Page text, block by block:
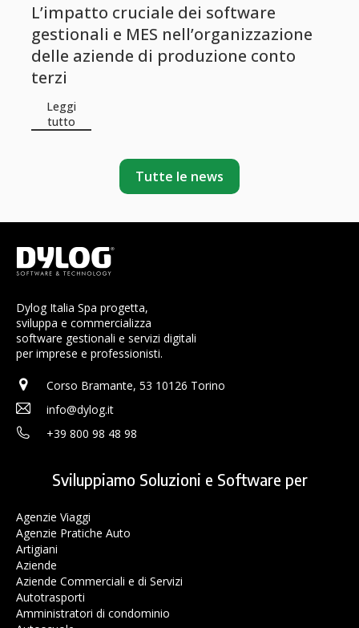
L’impatto cruciale dei software
gestionali e MES nell’organizzazione
delle aziende di produzione conto
terzi
Leggi
tutto
Tutte le news
Dylog Italia Spa progetta,
sviluppa e commercializza
software gestionali e servizi digitali
per imprese e professionisti.
Corso Bramante, 53 10126 Torino
info@dylog.it
+39 800 98 48 98
Sviluppiamo Soluzioni e Software per
Agenzie Viaggi
Agenzie Pratiche Auto
Artigiani
Aziende
Aziende Commerciali e di Servizi
Autotrasporti
Amministratori di condominio